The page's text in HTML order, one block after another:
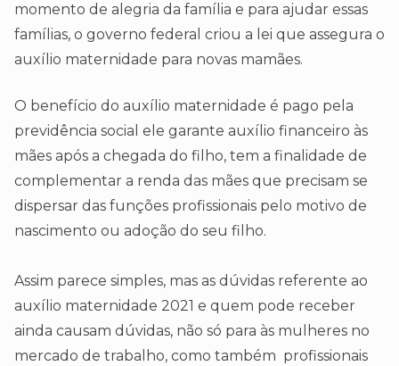
momento de alegria da família e para ajudar essas
famílias, o governo federal criou a lei que assegura o
auxílio maternidade para novas mamães.
O benefício do auxílio maternidade é pago pela
previdência social ele garante auxílio financeiro às
mães após a chegada do filho, tem a finalidade de
complementar a renda das mães que precisam se
dispersar das funções profissionais pelo motivo de
nascimento ou adoção do seu filho.
Assim parece simples, mas as dúvidas referente ao
auxílio maternidade 2021 e quem pode receber
ainda causam dúvidas, não só para às mulheres no
mercado de trabalho, como também profissionais